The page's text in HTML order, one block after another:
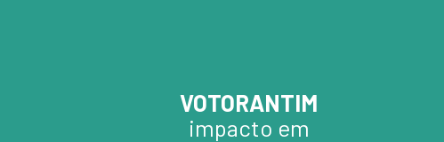
VOTORANTIM
impacto em